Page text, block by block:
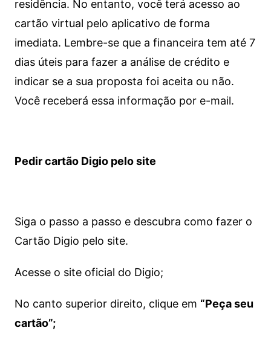
residência. No entanto, você terá acesso ao
cartão virtual pelo aplicativo de forma
imediata. Lembre-se que a financeira tem até 7
dias úteis para fazer a análise de crédito e
indicar se a sua proposta foi aceita ou não.
Você receberá essa informação por e-mail.
Pedir cartão Digio pelo site
Siga o passo a passo e descubra como fazer o
Cartão Digio pelo site.
Acesse o site oficial do Digio;
No canto superior direito, clique em “Peça seu
cartão”;